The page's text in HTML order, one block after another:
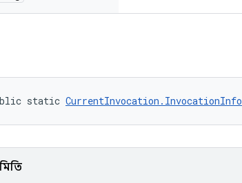
static CurrentInvocation.InvocationInfo